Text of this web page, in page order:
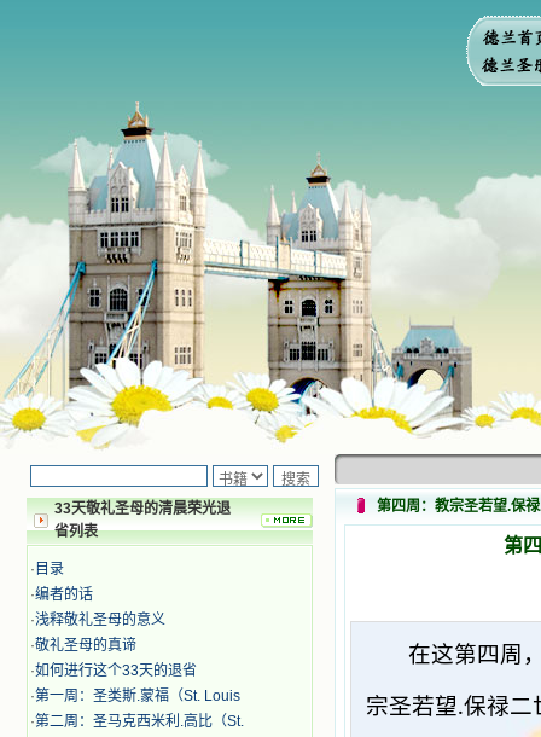
33天敬礼圣母的清晨荣光退
省列表
· 目录
·编者的话
·浅释敬礼圣母的意义
·敬礼圣母的真谛
·如何进行这个33天的退省
·第一周：圣类斯.蒙福（St. Louis
·第二周：圣马克西米利.高比（St.
第四周：教宗圣若望.保
第
在这第四周
宗圣若望.保禄二